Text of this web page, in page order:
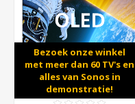
Bezoek onze winkel
met meer dan 60 TV's en
alles van Sonos in
demonstratie!